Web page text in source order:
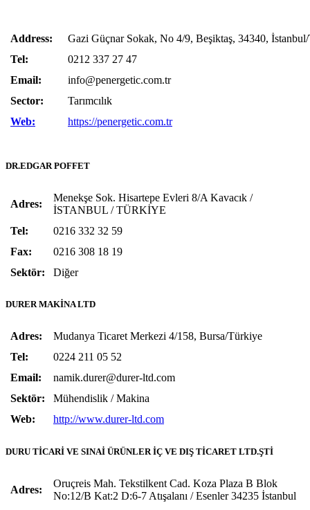
Address:
Gazi Güçnar Sokak, No 4/9, Beşiktaş, 34340,
Tel:
0212 337 27 47
Email:
info@penergetic.com.tr
Sector:
Tarımcılık
Web:
https://penergetic.com.tr
DR.EDGAR POFFET
Adres:
Menekşe Sok. Hisartepe Evleri 8/A Kavacık /
İSTANBUL / TÜRKİYE
Tel:
0216 332 32 59
Fax:
0216 308 18 19
Sektör:
Diğer
DURER MAKİNA LTD
Adres:
Mudanya Ticaret Merkezi 4/158, Bursa/Türkiye
Tel:
0224 211 05 52
Email:
namik.durer@durer-ltd.com
Sektör:
Mühendislik / Makina
Web:
http://www.durer-ltd.com
DURU TİCARİ VE SINAİ ÜRÜNLER İÇ VE DIŞ TİCARET LTD.ŞTİ
Adres:
Oruçreis Mah. Tekstilkent Cad. Koza Plaza B Blok
No:12/B Kat:2 D:6-7 Atışalanı / Esenler 34235 İstanbul